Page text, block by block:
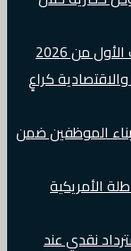
من 2026
كراعٍ
الموظفين ضمن
الأمريكية
سيحصلون على 5% استرداد نقدي عند